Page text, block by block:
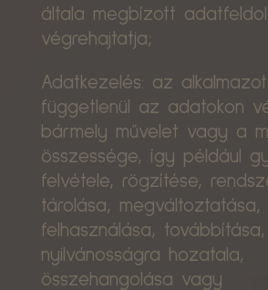
általa megbízott
végrehajtatja;
Adatkezelés: az
függetlenül az adatokon
bármely művelet vagy a
összessége, így például
felvétele, rögzítése,
tárolása, megváltoztatása,
felhasználása, továbbítása,
nyilvánosságra hozatala,
összehangolása vagy